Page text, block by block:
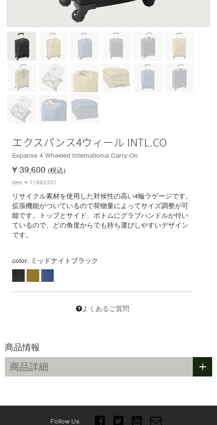
エクスパンス4ウィール INTL.CO
Expanse 4 Wheeled International Carry-On
¥ 39,600 (税込)
item # 11862331
リサイクル素材を使用した対候性の高い4輪ラゲージです。
拡張機能がついているので荷物量によってサイズ調整が可
能です。トップとサイド、ボトムにグラブハンドルが付い
ているので、どの角度からでも持ち運びしやすいデザイン
です。
color: ミッドナイトブラック
よくあるご質問
商品情報
商品詳細 +
Follow Us